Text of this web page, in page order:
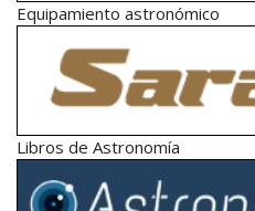
Equipamiento astronómico
Libros de Astronomía